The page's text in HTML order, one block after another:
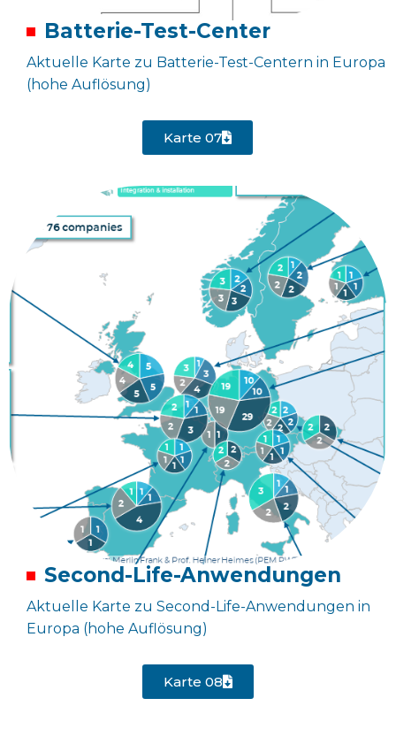
Batterie-Test-Center
Aktuelle Karte zu Batterie-Test-Centern in Europa
(hohe Auflösung)
Karte 07
Second-Life-Anwendungen
Aktuelle Karte zu Second-Life-Anwendungen in
Europa (hohe Auflösung)
Karte 08